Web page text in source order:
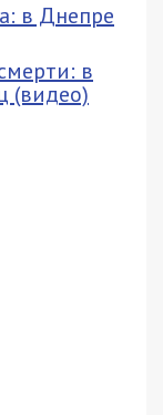
в Днепре
в
(видео)